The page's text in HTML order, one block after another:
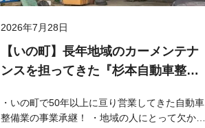
2026年7月28日
【いの町】長年地域のカーメンテナ
ンスを担ってきた『杉本自動車整備
・いの町で50年以上に亘り営業してきた自動車
整備業の事業承継！ ・地域の人にとって欠かせ